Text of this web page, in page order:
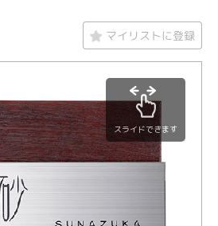
マイリストに登録
スライドできます